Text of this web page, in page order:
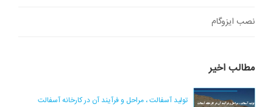
نصب ایزوگام
مطالب اخیر
تولید آسفالت ، مراحل و فرآیند آن در کارخانه آسفالت